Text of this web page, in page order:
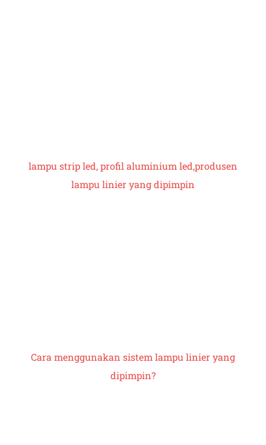
lampu strip led, profil aluminium led,produsen
lampu linier yang dipimpin
Cara menggunakan sistem lampu linier yang
dipimpin?